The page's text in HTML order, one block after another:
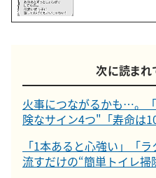
次に読まれ
火事につながるかも…。
険なサイン4つ"「寿命は
「1本あると心強い」「
流すだけの“簡単トイレ掃